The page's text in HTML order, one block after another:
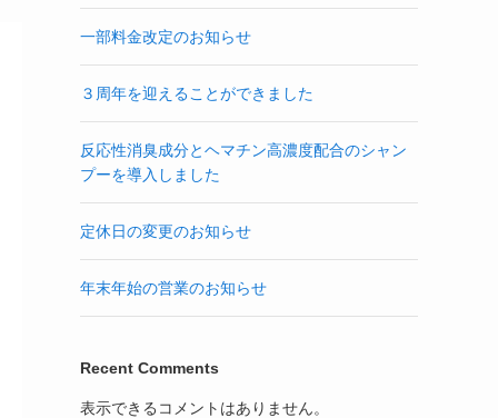
一部料金改定のお知らせ
３周年を迎えることができました
反応性消臭成分とヘマチン高濃度配合のシャン
プーを導入しました
定休日の変更のお知らせ
年末年始の営業のお知らせ
Recent Comments
表示できるコメントはありません。